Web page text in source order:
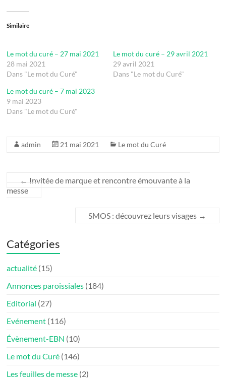
Similaire
Le mot du curé – 27 mai 2021
28 mai 2021
Dans "Le mot du Curé"
Le mot du curé – 29 avril 2021
29 avril 2021
Dans "Le mot du Curé"
Le mot du curé – 7 mai 2023
9 mai 2023
Dans "Le mot du Curé"
admin 21 mai 2021 Le mot du Curé
← Invitée de marque et rencontre émouvante à la
messe
SMOS : découvrez leurs visages →
Catégories
actualité (15)
Annonces paroissiales (184)
Editorial (27)
Evénement (116)
Évènement-EBN (10)
Le mot du Curé (146)
Les feuilles de messe (2)